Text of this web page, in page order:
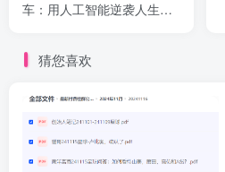
车：用人工智能逆袭人生专
猜您喜欢